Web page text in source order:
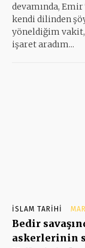
devamında,
kendi dilinden
yöneldiğim
işaret aradım...
İSLAM TARIHI
Bedir
askerlerinin